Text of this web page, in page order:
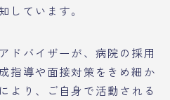
しています。
ドバイザーが、病院の採用
指導や面接対策をきめ細か
より、ご自身で活動される